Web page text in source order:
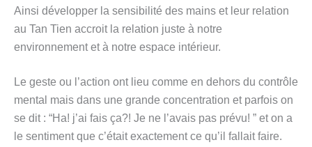
Ainsi développer la sensibilité des mains et leur relation
au Tan Tien accroit la relation juste à notre
environnement et à notre espace intérieur.
Le geste ou l’action ont lieu comme en dehors du contrôle
mental mais dans une grande concentration et parfois on
se dit : “Ha! j’ai fais ça?! Je ne l’avais pas prévu! ” et on a
le sentiment que c’était exactement ce qu’il fallait faire.